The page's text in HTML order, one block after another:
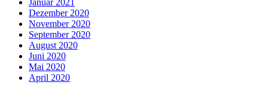
Januar 2021
Dezember 2020
November 2020
September 2020
August 2020
Juni 2020
Mai 2020
April 2020